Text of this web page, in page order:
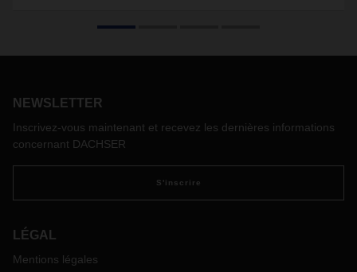
NEWSLETTER
Inscrivez-vous maintenant et recevez les dernières informations
concernant DACHSER
S'inscrire
LÉGAL
Mentions légales